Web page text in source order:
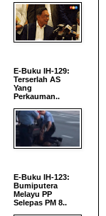
E-Buku IH-129:
Terserlah AS
Yang
Perkauman..
E-Buku IH-123:
Bumiputera
Melayu PP
Selepas PM 8..